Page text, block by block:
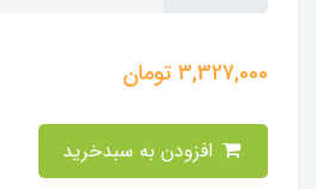
3,327,000تومان